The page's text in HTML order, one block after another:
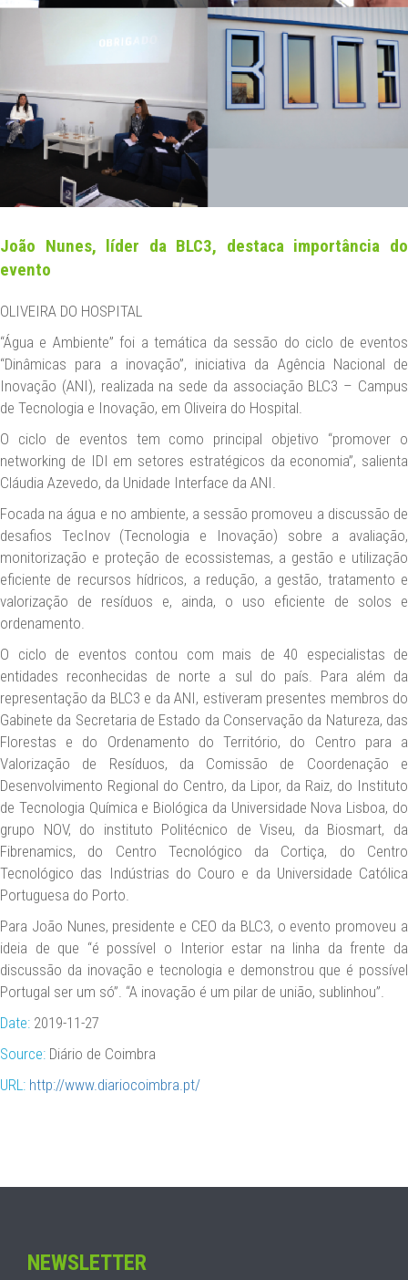
CONTACT US
DATA PROTECTION
LEGAL NOTICE
EN
João Nunes, líder da BLC3, destaca importância do
evento
OLIVEIRA DO HOSPITAL
“Água e Ambiente” foi a temática da sessão do ciclo de eventos
“Dinâmicas para a inovação”, iniciativa da Agência Nacional de
Inovação (ANI), realizada na sede da associação BLC3 – Campus
de Tecnologia e Inovação, em Oliveira do Hospital.
O ciclo de eventos tem como principal objetivo “promover o
networking de IDI em setores estratégicos da economia”, salienta
Cláudia Azevedo, da Unidade Interface da ANI.
Focada na água e no ambiente, a sessão promoveu a discussão de
desafios TecInov (Tecnologia e Inovação) sobre a avaliação,
monitorização e proteção de ecossistemas, a gestão e utilização
eficiente de recursos hídricos, a redução, a gestão, tratamento e
valorização de resíduos e, ainda, o uso eficiente de solos e
ordenamento.
O ciclo de eventos contou com mais de 40 especialistas de
entidades reconhecidas de norte a sul do país. Para além da
representação da BLC3 e da ANI, estiveram presentes membros do
Gabinete da Secretaria de Estado da Conservação da Natureza, das
Florestas e do Ordenamento do Território, do Centro para a
Valorização de Resíduos, da Comissão de Coordenação e
Desenvolvimento Regional do Centro, da Lipor, da Raiz, do Instituto
de Tecnologia Química e Biológica da Universidade Nova Lisboa, do
grupo NOV, do instituto Politécnico de Viseu, da Biosmart, da
Fibrenamics, do Centro Tecnológico da Cortiça, do Centro
Tecnológico das Indústrias do Couro e da Universidade Católica
Portuguesa do Porto.
Para João Nunes, presidente e CEO da BLC3, o evento promoveu a
ideia de que “é possível o Interior estar na linha da frente da
discussão da inovação e tecnologia e demonstrou que é possível
Portugal ser um só”. “A inovação é um pilar de união, sublinhou”.
Date: 2019-11-27
Source: Diário de Coimbra
URL: http://www.diariocoimbra.pt/
NEWSLETTER